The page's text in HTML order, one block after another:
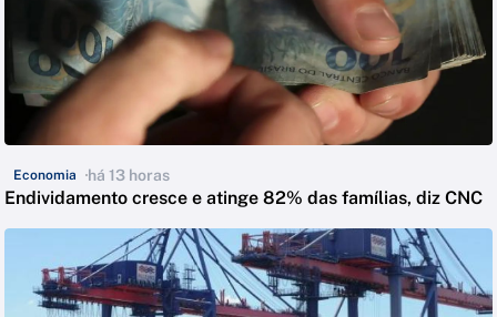
Economia há 13 horas
Endividamento cresce e atinge 82% das famílias, diz CNC